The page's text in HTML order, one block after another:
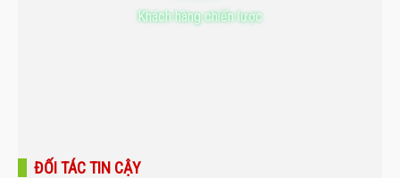
Khách hàng chiến lược
ĐỐI TÁC TIN CẬY